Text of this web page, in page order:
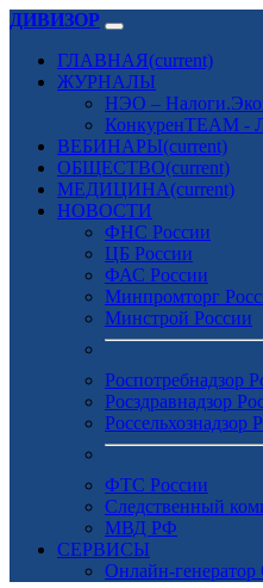
ДИВИЗОР
ГЛАВНАЯ(current)
ЖУРНАЛЫ
НЭО –
КонкуренTEAM -
ВЕБИНАРЫ(current)
ОБЩЕСТВО(current)
МЕДИЦИНА(current)
НОВОСТИ
ФНС России
ЦБ России
ФАС России
Минпромторг
Минстрой России
Роспотребнадзор
Росздравнадзор
Россельхознадзор
ФТС России
Следственный
МВД РФ
СЕРВИСЫ
Онлайн-генератор